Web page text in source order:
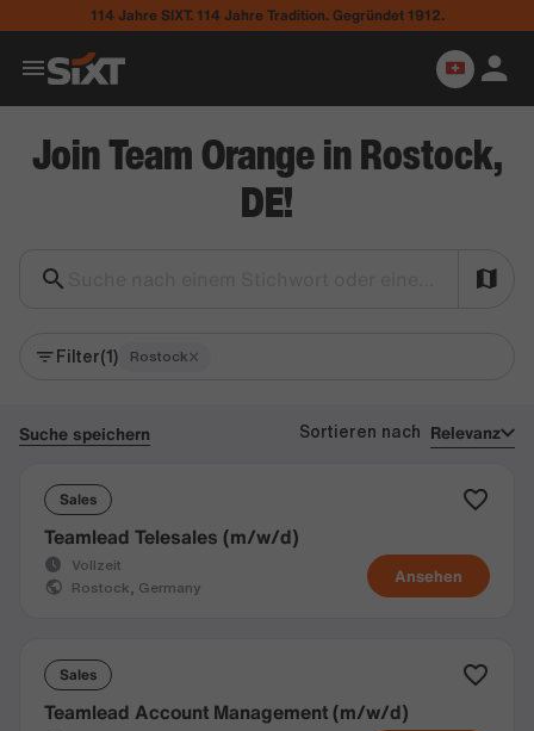
114 Jahre SIXT. 114 Jahre Tradition. Gegründet 1912.
Join Team Orange in Rostock,
DE!
Filter(1) Rostock×
Suche speichern Sortieren nach Relevanz
Sales
Ansehen
Teamlead Telesales (m/w/d)
Vollzeit
Rostock, Germany
Sales
Teamlead Account Management (m/w/d)